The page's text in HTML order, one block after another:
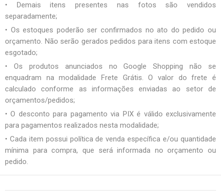
• Demais itens presentes nas fotos são vendidos
separadamente;
• Os estoques poderão ser confirmados no ato do pedido ou
orçamento. Não serão gerados pedidos para itens com estoque
esgotado;
• Os produtos anunciados no Google Shopping não se
enquadram na modalidade Frete Grátis. O valor do frete é
calculado conforme as informações enviadas ao setor de
orçamentos/pedidos;
• O desconto para pagamento via PIX é válido exclusivamente
para pagamentos realizados nesta modalidade;
• Cada item possui política de venda específica e/ou quantidade
mínima para compra, que será informada no orçamento ou
pedido.